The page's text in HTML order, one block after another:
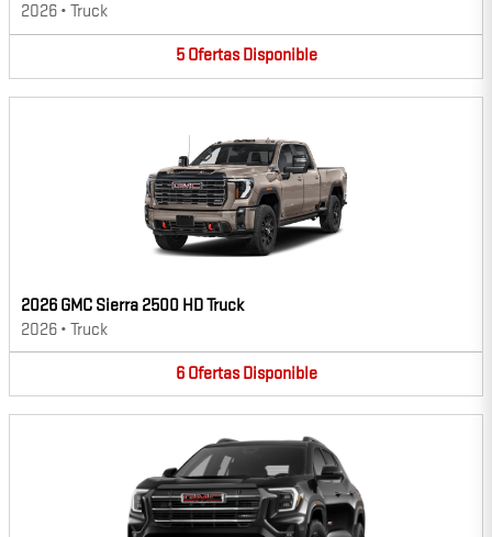
2026 • Truck
5 Ofertas Disponible
2026 GMC Sierra 2500 HD Truck
2026 • Truck
6 Ofertas Disponible